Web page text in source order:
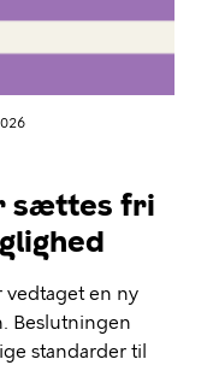
sættes fri
vedtaget en ny
Beslutningen
standarder til